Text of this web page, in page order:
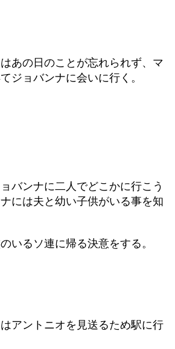
あの日のことが忘れられず、マ
ジョバンナに会いに行く。
バンナに二人でどこかに行こう
には夫と幼い子供がいる事を知
いるソ連に帰る決意をする。
アントニオを見送るため駅に行